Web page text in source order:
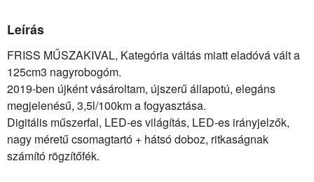
Leírás
FRISS MŰSZAKIVAL, Kategória váltás miatt eladóvá vált a
125cm3 nagyrobogóm.
2019-ben újként vásároltam, újszerű állapotú, elegáns
megjelenésű, 3,5l/100km a fogyasztása.
Digitális műszerfal, LED-es világítás, LED-es irányjelzők,
nagy méretű csomagtartó + hátsó doboz, ritkaságnak
számító rögzítőfék.